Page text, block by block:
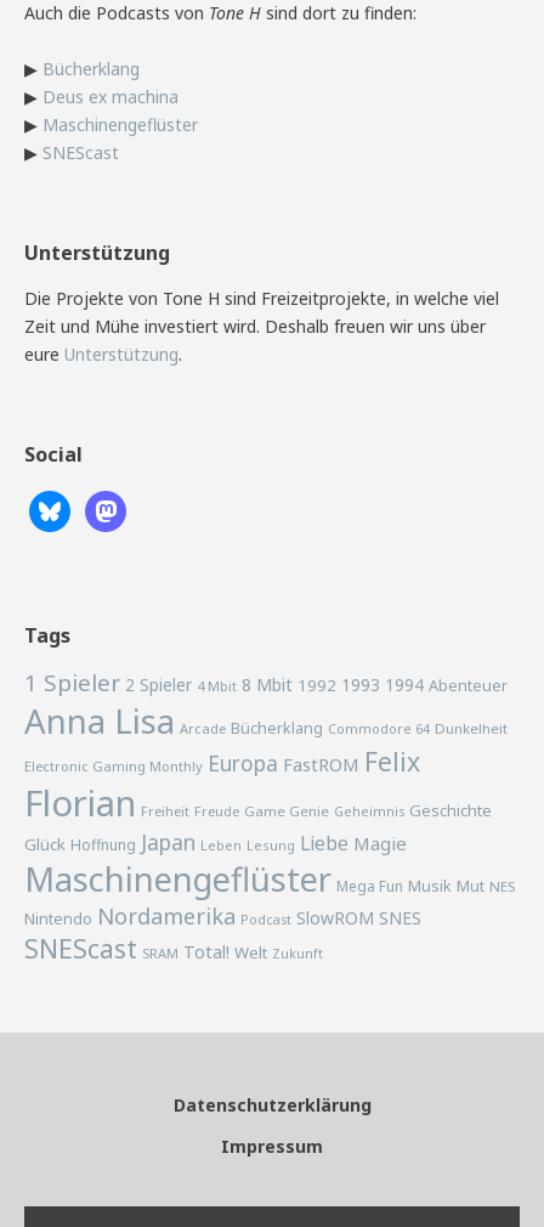
Auch die Podcasts von Tone H sind dort zu finden:
▶ Bücherklang
▶ Deus ex machina
▶ Maschinengeflüster
▶ SNEScast
Unterstützung
Die Projekte von Tone H sind Freizeitprojekte, in welche viel
Zeit und Mühe investiert wird. Deshalb freuen wir uns über
eure Unterstützung.
Social
Tags
1 Spieler 2 Spieler 4 Mbit 8 Mbit 1992 1993 1994 Abenteuer
Anna Lisa Arcade Bücherklang Commodore 64 Dunkelheit
Electronic Gaming Monthly Europa FastROM Felix
Florian Freiheit Freude Game Genie Geheimnis Geschichte
Glück Hoffnung Japan Leben Lesung Liebe Magie
Maschinengeflüster Mega Fun Musik Mut NES
Nintendo Nordamerika Podcast SlowROM SNES
SNEScast SRAM Total! Welt Zukunft
Datenschutzerklärung
Impressum